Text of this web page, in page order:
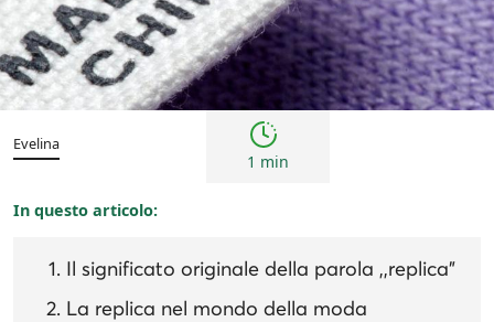
fake alert
Evelina
1 min
In questo articolo:
Il significato originale della parola ,,replica”
La replica nel mondo della moda